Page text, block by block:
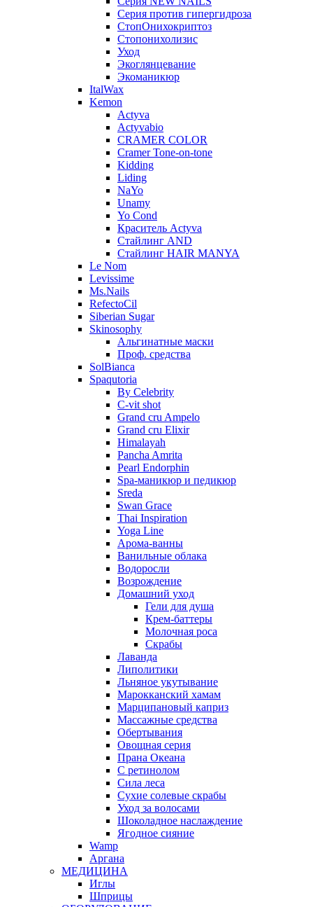
Серия против гипергидроза
СтопОнихокриптоз
Стопонихолизис
Уход
Экоглянцевание
Экоманикюр
ItalWax
Kemon
Actyva
Actyvabio
CRAMER COLOR
Cramer Tone-on-tone
Kidding
Liding
NaYo
Unamy
Yo Cond
Краситель Actyva
Стайлинг AND
Стайлинг HAIR MANYA
Le Nom
Levissime
Ms.Nails
RefectoCil
Siberian Sugar
Skinosophy
Альгинатные маски
Проф. средства
SolBianca
Spaqutoria
By Celebrity
C-vit shot
Grand cru Ampelo
Grand сru Elixir
Himalayah
Pancha Amrita
Pearl Endorphin
Spa-маникюр и педикюр
Sreda
Swan Grace
Thai Inspiration
Yoga Line
Арома-ванны
Ванильные облака
Водоросли
Возрождение
Домашний уход
Гели для душа
Крем-баттеры
Молочная роса
Скрабы
Лаванда
Липолитики
Льняное укутывание
Марокканский хамам
Марципановый каприз
Массажные средства
Обертывания
Овощная серия
Прана Океана
С ретинолом
Сила леса
Сухие солевые скрабы
Уход за волосами
Шоколадное наслаждение
Ягодное сияние
Wamp
Аргана
МЕДИЦИНА
Иглы
Шприцы